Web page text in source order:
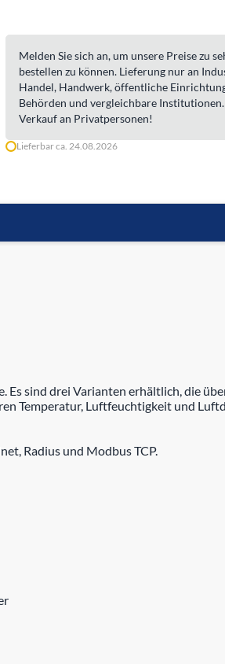
Melden Sie sich an, um unsere Preise zu
bestellen zu können. Lieferung nur an
Handel, Handwerk, öffentliche
Behörden und vergleichbare
Verkauf an Privatpersonen!
Lieferbar ca. 24.08.2026
sind drei Varianten erhältlich, die
Temperatur, Luftfeuchtigkeit und
Radius und Modbus TCP.